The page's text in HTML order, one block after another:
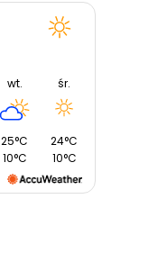
wt.
25°C
10°C
śr.
24°C
10°C